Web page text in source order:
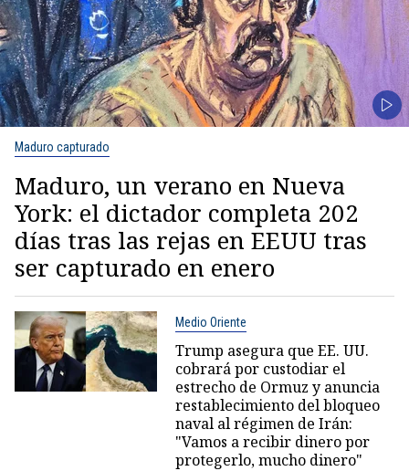
Maduro capturado
Maduro, un verano en Nueva
York: el dictador completa 202
días tras las rejas en EEUU tras
ser capturado en enero
Medio Oriente
Trump asegura que EE. UU.
cobrará por custodiar el
estrecho de Ormuz y anuncia
restablecimiento del bloqueo
naval al régimen de Irán:
"Vamos a recibir dinero por
protegerlo, mucho dinero"